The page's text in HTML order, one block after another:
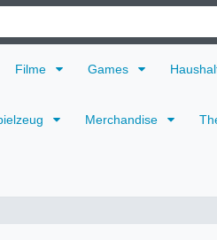
Filme Games
Merchandise